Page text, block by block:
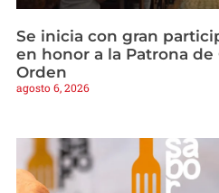
Se inicia con gran
en honor a la Patrona
Orden
agosto 6, 2026